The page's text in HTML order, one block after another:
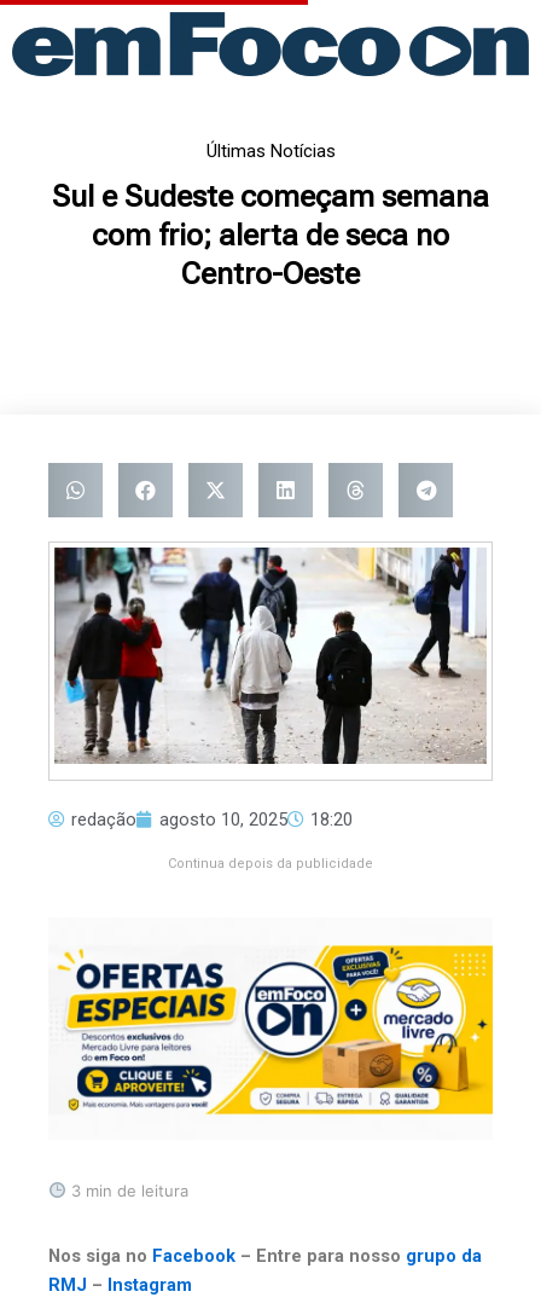
para
Últimas Notícias
Sul e Sudeste começam semana
com frio; alerta de seca no
Centro-Oeste
redação agosto 10, 2025 18:20
Continua depois da publicidade
3 min de leitura
Nos siga no Facebook – Entre para nosso grupo da
RMJ – Instagram